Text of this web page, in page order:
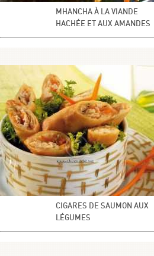
MHANCHA À LA VIANDE
HACHÉE ET AUX AMANDES
CIGARES DE SAUMON AUX
LÉGUMES